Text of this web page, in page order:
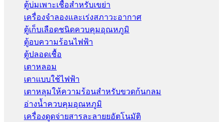
ตู้บ่มเพาะเชื้อสำหรับเขย่า
เครื่องจำลองและเร่งสภาวะอากาศ
ตู้เก็บเลือดชนิดควบคุมอุณหภูมิ
ตู้อบความร้อนไฟฟ้า
ตู้ปลอดเชื้อ
เตาหลอม
เตาแบบใช้ไฟฟ้า
เตาหลุมให้ความร้อนสำหรับขวดก้นกลม
อ่างน้ำควบคุมอุณหภูมิ
เครื่องดูดจ่ายสารละลายยอัตโนมัติ